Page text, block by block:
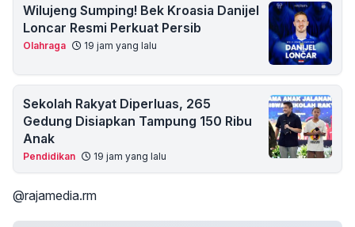
Wilujeng Sumping! Bek Kroasia Danijel
Loncar Resmi Perkuat Persib
Olahraga 19 jam yang lalu
Sekolah Rakyat Diperluas, 265
Gedung Disiapkan Tampung 150 Ribu
Anak
Pendidikan 19 jam yang lalu
@rajamedia.rm